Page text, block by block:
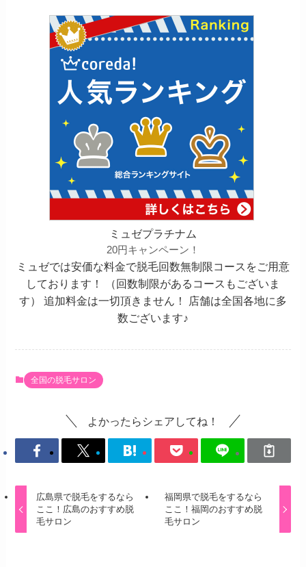
ミュゼプラチナム
20円キャンペーン！
ミュゼでは安価な料金で脱毛回数無制限コースをご用意
しております！ （回数制限があるコースもございま
す） 追加料金は一切頂きません！ 店舗は全国各地に多
数ございます♪
全国の脱毛サロン
よかったらシェアしてね！
広島県で脱毛をするなら
ここ！広島のおすすめ脱
毛サロン
福岡県で脱毛をするなら
ここ！福岡のおすすめ脱
毛サロン